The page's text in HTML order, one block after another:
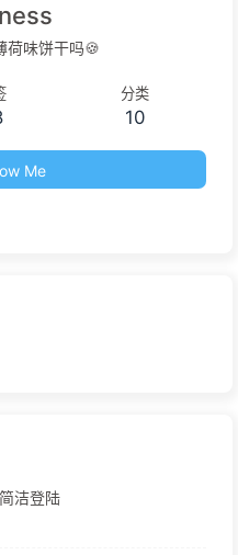
荷味饼干吗🍪
分类
10
Me
洁登陆